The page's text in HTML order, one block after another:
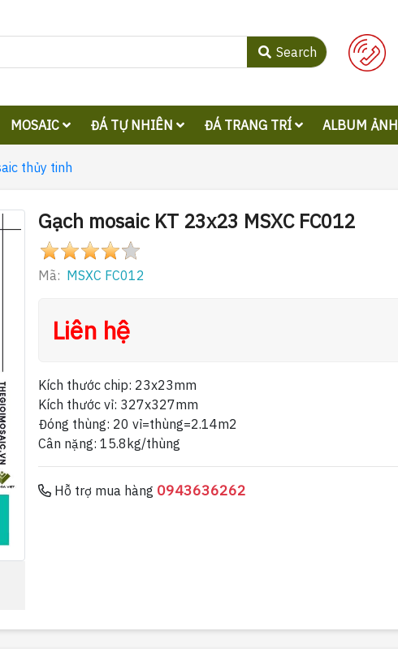
Search
MOSAIC ĐÁ TỰ NHIÊN ĐÁ TRANG TRÍ ALBUM ẢNH
thủy tinh
Gạch mosaic KT 23x23 MSXC FC012
Mã: MSXC FC012
Liên hệ
Kích thước chip: 23x23mm
Kích thước vỉ: 327x327mm
Đóng thùng: 20 vỉ=thùng=2.14m2
Cân nặng: 15.8kg/thùng
Hỗ trợ mua hàng 0943636262